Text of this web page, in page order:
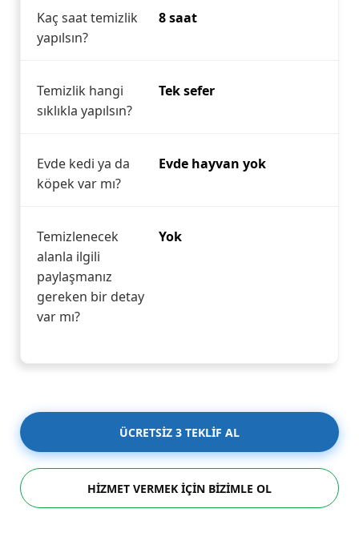
Kaç saat temizlik
yapılsın?
8 saat
Temizlik hangi
sıklıkla yapılsın?
Tek sefer
Evde kedi ya da
köpek var mı?
Evde hayvan yok
Temizlenecek
alanla ilgili
paylaşmanız
gereken bir detay
var mı?
Yok
ÜCRETSİZ 3 TEKLİF AL
HİZMET VERMEK İÇİN BİZİMLE OL